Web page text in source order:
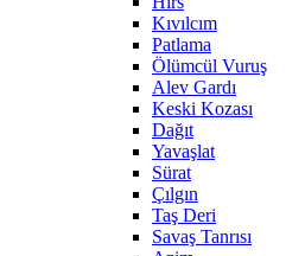
Kıvılcım
Patlama
Ölümcül Vuruş
Alev Gardı
Keski Kozası
Dağıt
Yavaşlat
Sürat
Çılgın
Taş Deri
Savaş Tanrısı